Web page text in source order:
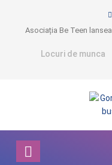
Asociația Be Teen
Locuri de munca